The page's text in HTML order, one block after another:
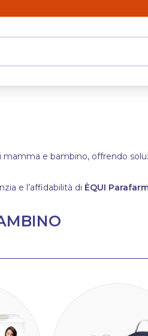
e bambino, offrendo
e l’affidabilità di ÈQUI